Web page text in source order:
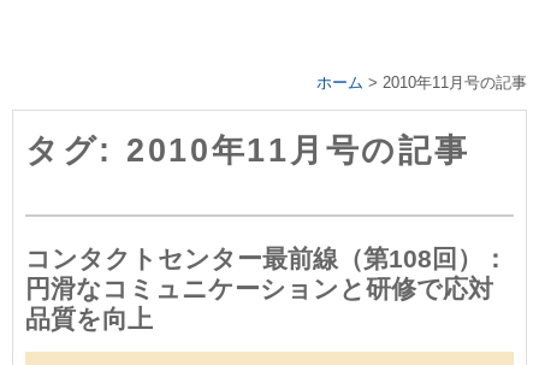
ホーム > 2010年11月号の記事
タグ: 2010年11月号の記事
コンタクトセンター最前線（第108回）：
円滑なコミュニケーションと研修で応対
品質を向上